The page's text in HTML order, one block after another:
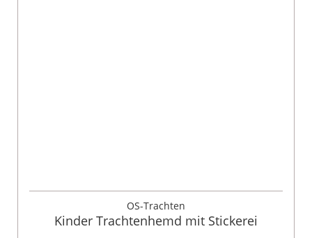
OS-Trachten
Kinder Trachtenhemd mit Stickerei